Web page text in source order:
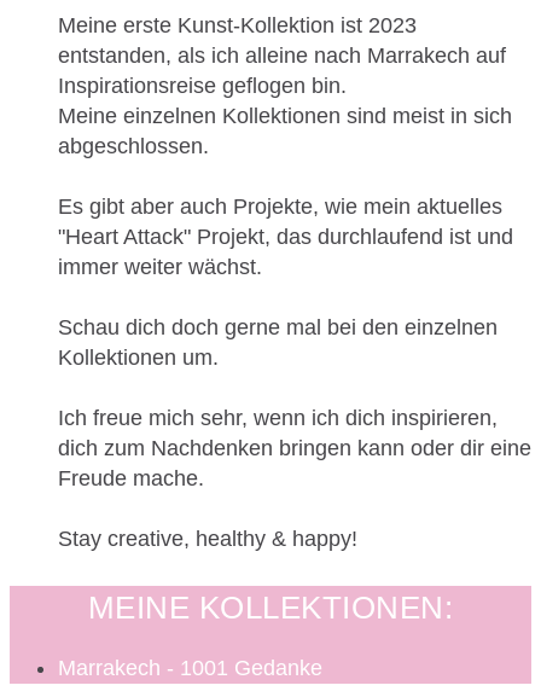
Meine erste Kunst-Kollektion ist 2023
entstanden, als ich alleine nach Marrakech auf
Inspirationsreise geflogen bin.
Meine einzelnen Kollektionen sind meist in sich
abgeschlossen.
Es gibt aber auch Projekte, wie mein aktuelles
"Heart Attack" Projekt, das durchlaufend ist und
immer weiter wächst.
Schau dich doch gerne mal bei den einzelnen
Kollektionen um.
Ich freue mich sehr, wenn ich dich inspirieren,
dich zum Nachdenken bringen kann oder dir eine
Freude mache.
Stay creative, healthy & happy!
MEINE KOLLEKTIONEN:
Marrakech - 1001 Gedanke